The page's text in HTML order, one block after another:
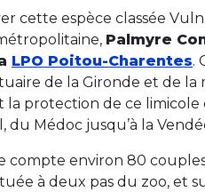
cette espèce classée
Palmyre
LPO Poitou-Charentes.
de la Gironde et de
protection de ce
du Médoc jusqu’à la
compte environ 80
à deux pas du zoo, et